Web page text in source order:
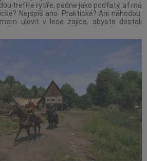
trefíte rytíře, padne jako podťatý, ať má
Nejspíš ano. Praktické? Ani náhodou.
ulovit v lese zajíce, abyste dostali